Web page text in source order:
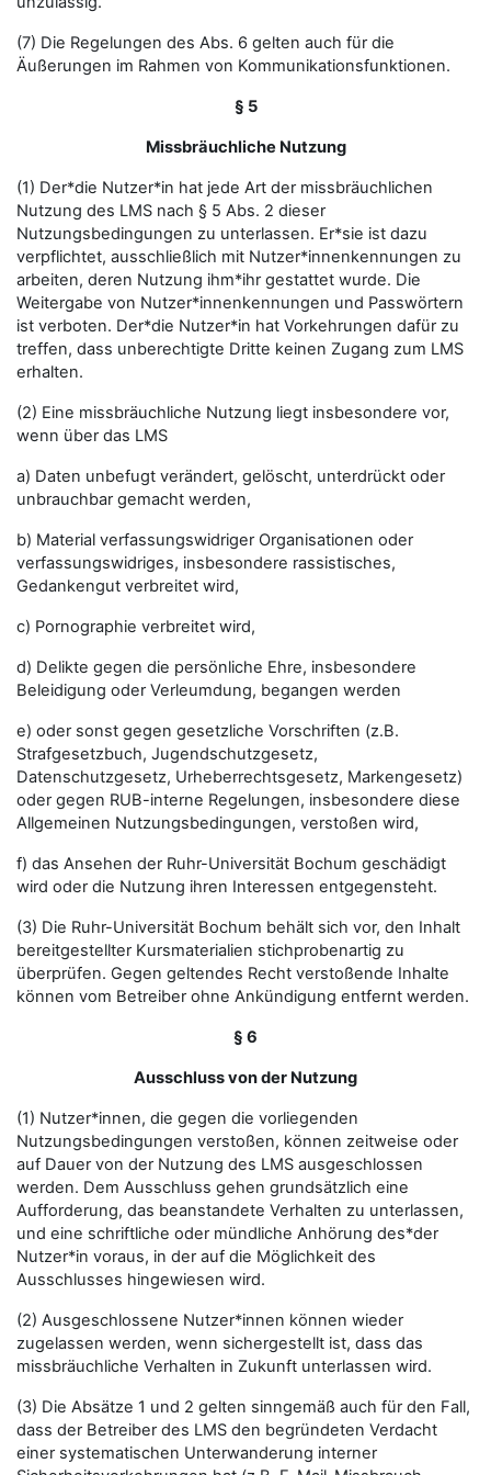
(7) Die Regelungen des Abs. 6 gelten auch für die
Äußerungen im Rahmen von Kommunikationsfunktionen.
§ 5
Missbräuchliche Nutzung
(1) Der*die Nutzer*in hat jede Art der missbräuchlichen
Nutzung des LMS nach § 5 Abs. 2 dieser
Nutzungsbedingungen zu unterlassen. Er*sie ist dazu
verpflichtet, ausschließlich mit Nutzer*innenkennungen zu
arbeiten, deren Nutzung ihm*ihr gestattet wurde. Die
Weitergabe von Nutzer*innenkennungen und Passwörtern
ist verboten. Der*die Nutzer*in hat Vorkehrungen dafür zu
treffen, dass unberechtigte Dritte keinen Zugang zum LMS
erhalten.
(2) Eine missbräuchliche Nutzung liegt insbesondere vor,
wenn über das LMS
a) Daten unbefugt verändert, gelöscht, unterdrückt oder
unbrauchbar gemacht werden,
b) Material verfassungswidriger Organisationen oder
verfassungswidriges, insbesondere rassistisches,
Gedankengut verbreitet wird,
c) Pornographie verbreitet wird,
d) Delikte gegen die persönliche Ehre, insbesondere
Beleidigung oder Verleumdung, begangen werden
e) oder sonst gegen gesetzliche Vorschriften (z.B.
Strafgesetzbuch, Jugendschutzgesetz,
Datenschutzgesetz, Urheberrechtsgesetz, Markengesetz)
oder gegen RUB-interne Regelungen, insbesondere diese
Allgemeinen Nutzungsbedingungen, verstoßen wird,
f) das Ansehen der Ruhr-Universität Bochum geschädigt
wird oder die Nutzung ihren Interessen entgegensteht.
(3) Die Ruhr-Universität Bochum behält sich vor, den Inhalt
bereitgestellter Kursmaterialien stichprobenartig zu
überprüfen. Gegen geltendes Recht verstoßende Inhalte
können vom Betreiber ohne Ankündigung entfernt werden.
§ 6
Ausschluss von der Nutzung
(1) Nutzer*innen, die gegen die vorliegenden
Nutzungsbedingungen verstoßen, können zeitweise oder
auf Dauer von der Nutzung des LMS ausgeschlossen
werden. Dem Ausschluss gehen grundsätzlich eine
Aufforderung, das beanstandete Verhalten zu unterlassen,
und eine schriftliche oder mündliche Anhörung des*der
Nutzer*in voraus, in der auf die Möglichkeit des
Ausschlusses hingewiesen wird.
(2) Ausgeschlossene Nutzer*innen können wieder
zugelassen werden, wenn sichergestellt ist, dass das
missbräuchliche Verhalten in Zukunft unterlassen wird.
(3) Die Absätze 1 und 2 gelten sinngemäß auch für den Fall,
dass der Betreiber des LMS den begründeten Verdacht
einer systematischen Unterwanderung interner